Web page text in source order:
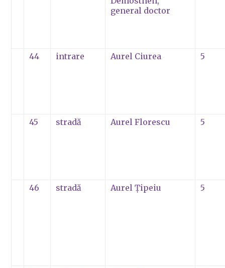
general doctor
44 intrare Aurel Ciurea 5
45 stradă Aurel Florescu 5
46 stradă Aurel Țipeiu 5